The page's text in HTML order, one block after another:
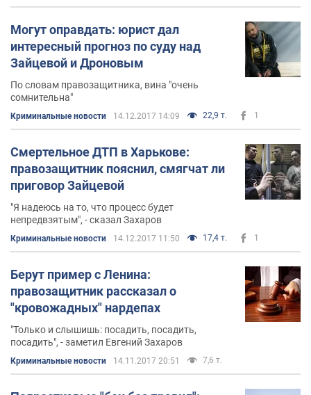
Могут оправдать: юрист дал
интересный прогноз по суду над
Зайцевой и Дроновым
По словам правозащитника, вина "очень
сомнительна"
Криминальные новости 14.12.2017 14:09 22,9 т. 1
Смертельное ДТП в Харькове:
правозащитник пояснил, смягчат ли
приговор Зайцевой
"Я надеюсь на то, что процесс будет
непредвзятым", - сказал Захаров
Криминальные новости 14.12.2017 11:50 17,4 т. 1
Берут пример с Ленина:
правозащитник рассказал о
"кровожадных" нардепах
"Только и слышишь: посадить, посадить,
посадить", - заметил Евгений Захаров
Криминальные новости 14.11.2017 20:51 7,6 т.